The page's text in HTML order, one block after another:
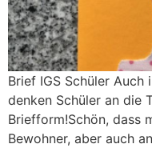
Brief IGS Schüler
denken Schüler an die
Briefform!Schön, dass
Bewohner, aber auch